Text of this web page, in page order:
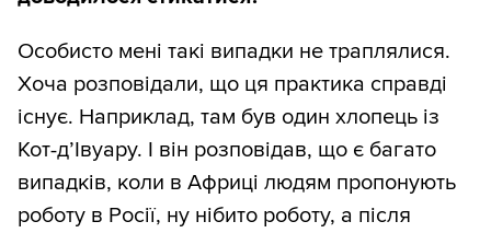
Особисто мені такі випадки не траплялися.
Хоча розповідали, що ця практика справді
існує. Наприклад, там був один хлопець із
Кот-д’Івуару. І він розповідав, що є багато
випадків, коли в Африці людям пропонують
роботу в Росії, ну нібито роботу, а після